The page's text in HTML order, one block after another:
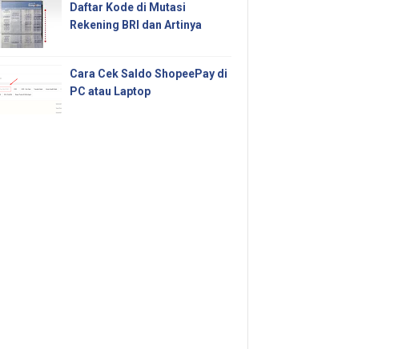
Daftar Kode di Mutasi
Rekening BRI dan Artinya
Cara Cek Saldo ShopeePay di
PC atau Laptop